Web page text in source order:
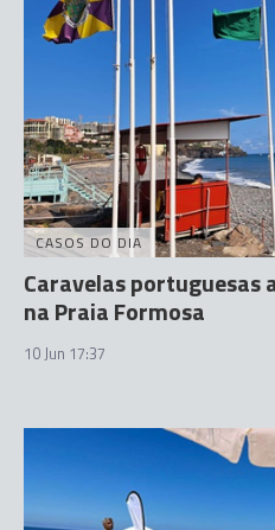
CASOS DO DIA
Caravelas
na Praia Formosa
10 Jun 17:37